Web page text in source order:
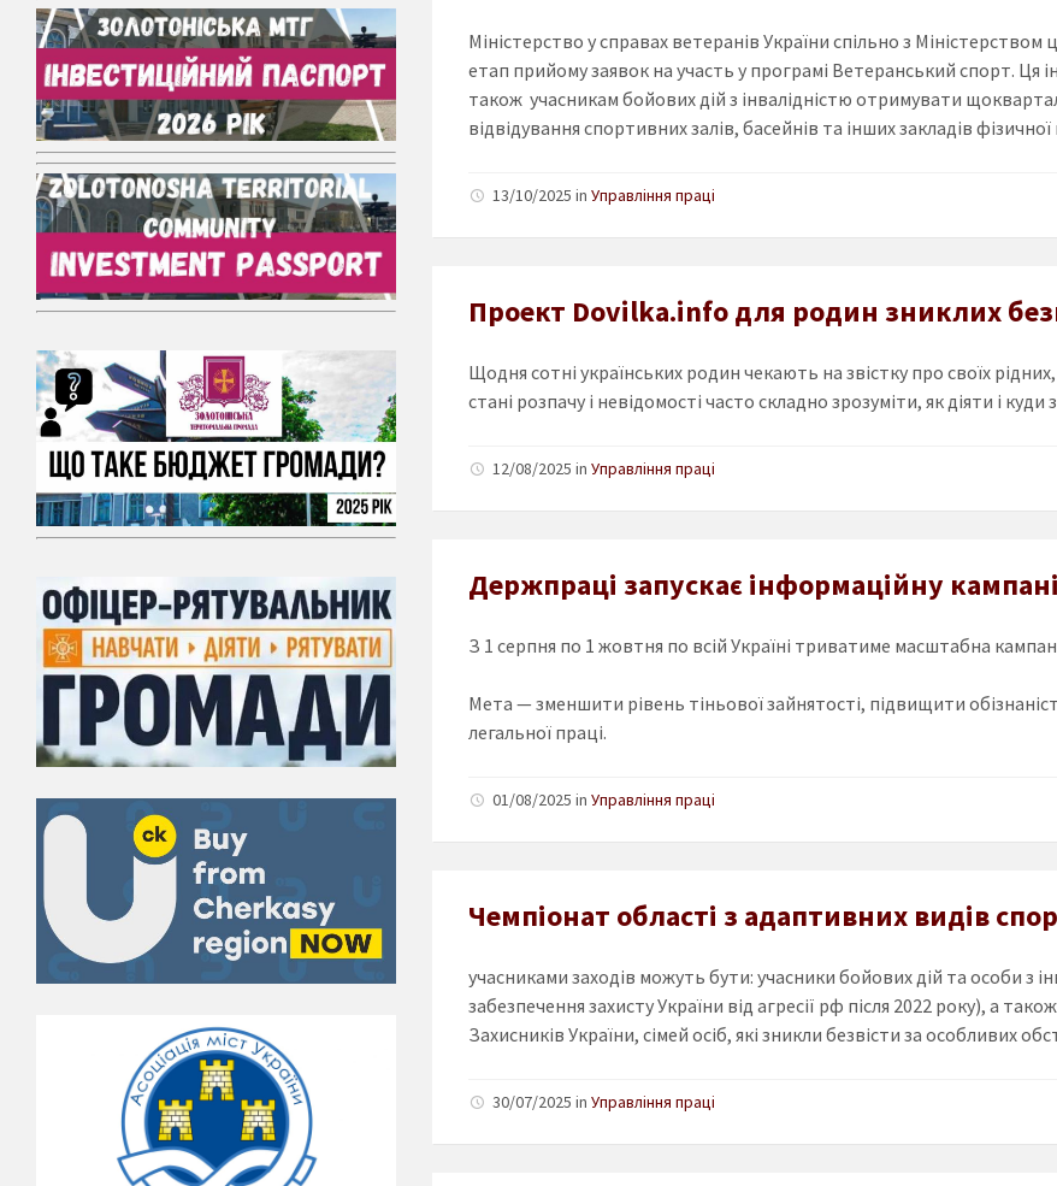
Міністерство у справах ветеранів України спільно з
етап прийому заявок на участь у програмі Ветеранський спорт. Ця
також учасникам бойових дій з інвалідністю отримувати
відвідування спортивних залів, басейнів та інших закладів фізичної
13/10/2025 in Управління праці
Проект Dovilka.info для родин зниклих
Щодня сотні українських родин чекають на звістку про своїх
стані розпачу і невідомості часто складно зрозуміти, як діяти і куди
12/08/2025 in Управління праці
Держпраці запускає інформаційну
З 1 серпня по 1 жовтня по всій Україні триватиме масштабна
Мета — зменшити рівень тіньової зайнятості, підвищити
легальної праці.
01/08/2025 in Управління праці
Чемпіонат області з адаптивних видів
учасниками заходів можуть бути: учасники бойових дій та особи з
забезпечення захисту України від агресії рф після 2022 року), а
Захисників України, сімей осіб, які зникли безвісти за особливих
30/07/2025 in Управління праці